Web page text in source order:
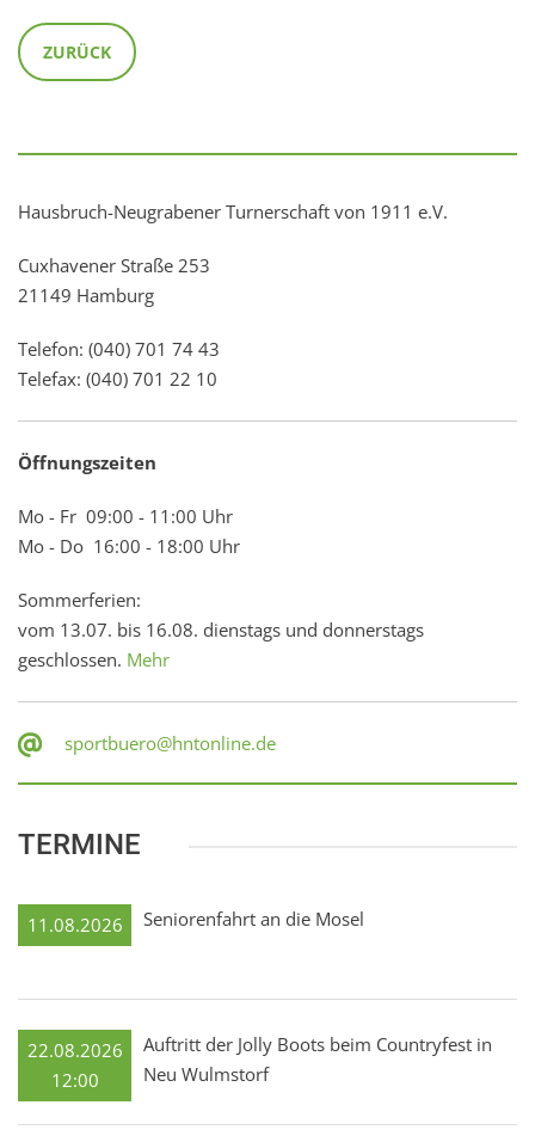
ZURÜCK
Hausbruch-Neugrabener Turnerschaft von 1911 e.V.
Cuxhavener Straße 253
21149 Hamburg
Telefon: (040) 701 74 43
Telefax: (040) 701 22 10
Öffnungszeiten
Mo - Fr 09:00 - 11:00 Uhr
Mo - Do 16:00 - 18:00 Uhr
Sommerferien:
vom 13.07. bis 16.08. dienstags und donnerstags
geschlossen. Mehr
sportbuero@hntonline.de
TERMINE
11.08.2026 Seniorenfahrt an die Mosel
22.08.2026
12:00
Auftritt der Jolly Boots beim Countryfest in
Neu Wulmstorf